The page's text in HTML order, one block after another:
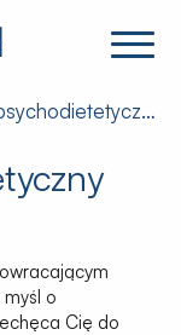
Poradnik psychodietetyczny PLAN R
o
Cię do